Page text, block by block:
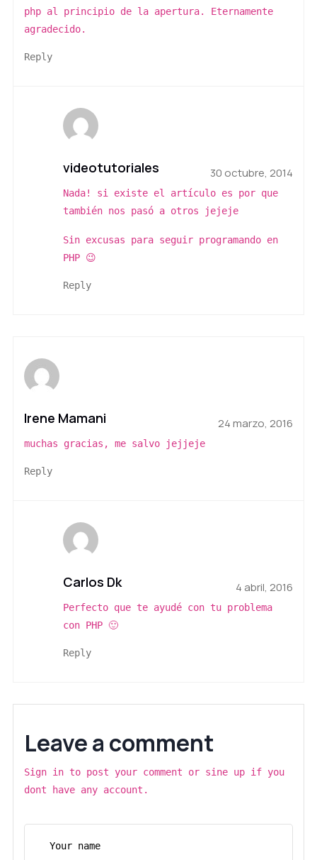
php al principio de la apertura. Eternamente
agradecido.
Reply
videotutoriales 30 octubre, 2014
Nada! si existe el artículo es por que
también nos pasó a otros jejeje
Sin excusas para seguir programando en
PHP 😉
Reply
Irene Mamani 24 marzo, 2016
muchas gracias, me salvo jejjeje
Reply
Carlos Dk 4 abril, 2016
Perfecto que te ayudé con tu problema
con PHP 🙂
Reply
Leave a comment
Sign in to post your comment or sine up if you
dont have any account.